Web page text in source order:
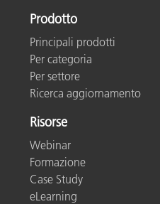
Prodotto
Principali prodotti
Per categoria
Per settore
Ricerca aggiornamento
Risorse
Webinar
Formazione
Case Study
eLearning